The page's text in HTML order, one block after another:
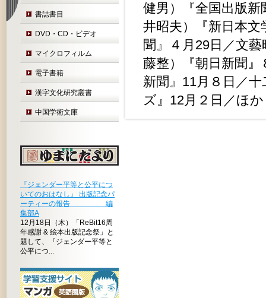
書誌書目
DVD・CD・ビデオ
マイクロフィルム
電子書籍
漢字文化研究叢書
中国学術文庫
『ジェンダー平等と公平につ
いてのおはなし』 出版記念パ
ーティーの報告 編
集部A
12月18日（木）「ReBit16周
年感謝 & 絵本出版記念祭」と
題して、『ジェンダー平等と
公平につ...
健男）『全国出版
井昭夫）『新日本
聞』４月29日／文
藤整）『朝日新聞
新聞』11月８日／
ズ』12月２日／ほか